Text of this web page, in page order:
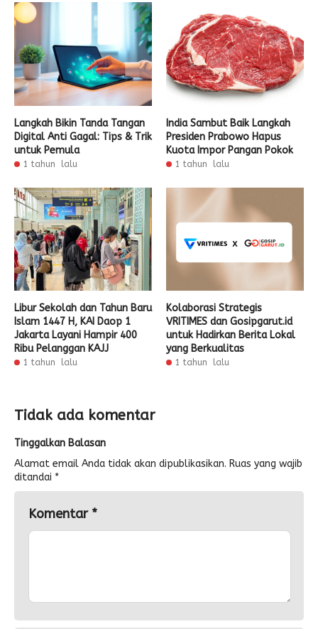
Langkah Bikin Tanda Tangan
Digital Anti Gagal: Tips & Trik
untuk Pemula
1 tahun lalu
India Sambut Baik Langkah
Presiden Prabowo Hapus
Kuota Impor Pangan Pokok
1 tahun lalu
Libur Sekolah dan Tahun Baru
Islam 1447 H, KAI Daop 1
Jakarta Layani Hampir 400
Ribu Pelanggan KAJJ
1 tahun lalu
Kolaborasi Strategis
VRITIMES dan Gosipgarut.id
untuk Hadirkan Berita Lokal
yang Berkualitas
1 tahun lalu
Tidak ada komentar
Tinggalkan Balasan
Alamat email Anda tidak akan dipublikasikan. Ruas yang wajib
ditandai *
Komentar *